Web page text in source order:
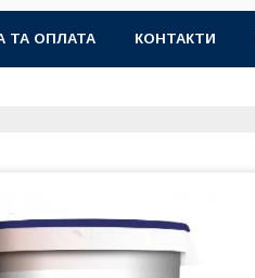
ТА ОПЛАТА КОНТАКТИ